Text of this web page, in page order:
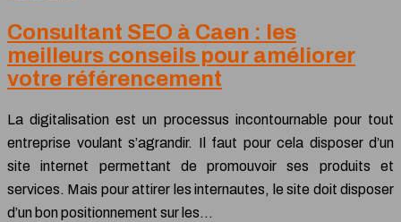
Consultant SEO à Caen : les
meilleurs conseils pour améliorer
votre référencement
La digitalisation est un processus incontournable pour tout
entreprise voulant s’agrandir. Il faut pour cela disposer d’un
site internet permettant de promouvoir ses produits et
services. Mais pour attirer les internautes, le site doit disposer
d’un bon positionnement sur les…